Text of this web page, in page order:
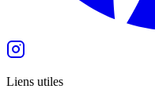
Liens utiles